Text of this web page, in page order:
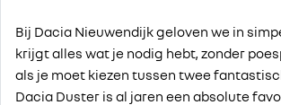
Bij Dacia Nieuwendijk geloven we in
krijgt alles wat je nodig hebt, zonder
als je moet kiezen tussen twee
Dacia Duster is al jaren een absolute